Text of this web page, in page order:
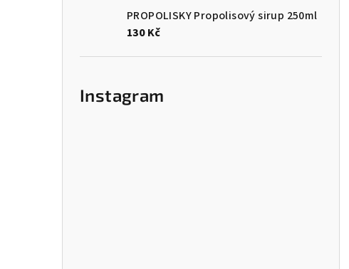
PROPOLISKY Propolisový sirup 250ml
130 Kč
Instagram